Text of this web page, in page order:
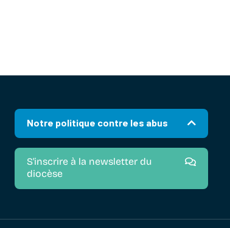
Notre politique contre les abus
S'inscrire à la newsletter du
diocèse